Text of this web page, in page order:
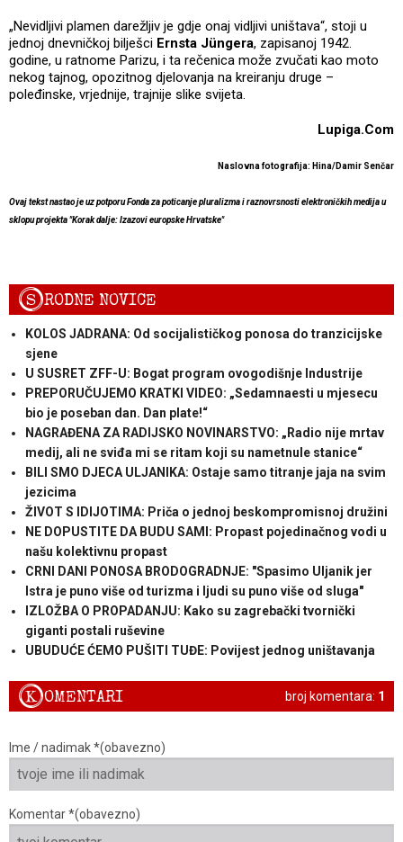
„Nevidljivi plamen darežljiv je gdje onaj vidljivi uništava“, stoji u
jednoj dnevničkoj bilješci Ernsta Jüngera, zapisanoj 1942.
godine, u ratnome Parizu, i ta rečenica može zvučati kao moto
nekog tajnog, opozitnog djelovanja na kreiranju druge –
poleđinske, vrjednije, trajnije slike svijeta.
Lupiga.Com
Naslovna fotografija: Hina/Damir Senčar
Ovaj tekst nastao je uz potporu Fonda za poticanje pluralizma i raznovrsnosti elektroničkih medija u
sklopu projekta "Korak dalje: Izazovi europske Hrvatske"
SRODNE NOVICE
KOLOS JADRANA: Od socijalističkog ponosa do tranzicijske
sjene
U SUSRET ZFF-U: Bogat program ovogodišnje Industrije
PREPORUČUJEMO KRATKI VIDEO: „Sedamnaesti u mjesecu
bio je poseban dan. Dan plate!“
NAGRAĐENA ZA RADIJSKO NOVINARSTVO: „Radio nije mrtav
medij, ali ne sviđa mi se ritam koji su nametnule stanice“
BILI SMO DJECA ULJANIKA: Ostaje samo titranje jaja na svim
jezicima
ŽIVOT S IDIJOTIMA: Priča o jednoj beskompromisnoj družini
NE DOPUSTITE DA BUDU SAMI: Propast pojedinačnog vodi u
našu kolektivnu propast
CRNI DANI PONOSA BRODOGRADNJE: "Spasimo Uljanik jer
Istra je puno više od turizma i ljudi su puno više od sluga"
IZLOŽBA O PROPADANJU: Kako su zagrebački tvornički
giganti postali ruševine
UBUDUĆE ĆEMO PUŠITI TUĐE: Povijest jednog uništavanja
broj komentara: 1
KOMENTARI
Ime / nadimak *(obavezno)
Komentar *(obavezno)